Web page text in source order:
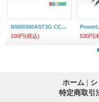
NSI50350AST3G CCR ONSemi
100円(税込)
530円(
ホーム |
特定商取引